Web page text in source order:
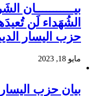
الشُهَداء لَن
حزب اليسار
مايو 18, 2023
بيان حزب